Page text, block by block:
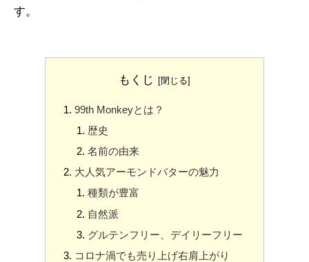
す。
もくじ
99th Monkeyとは？
歴史
名前の由来
大人気アーモンドバターの魅力
種類が豊富
自然派
グルテンフリー、デイリーフリー
コロナ渦でも売り上げ右肩上がり